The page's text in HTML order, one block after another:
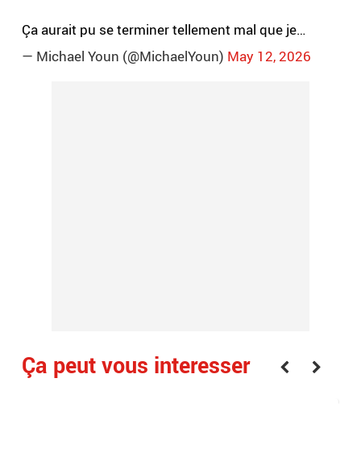
Ça aurait pu se terminer tellement mal que je…
— Michael Youn (@MichaelYoun) May 12, 2026
Ça peut vous interesser